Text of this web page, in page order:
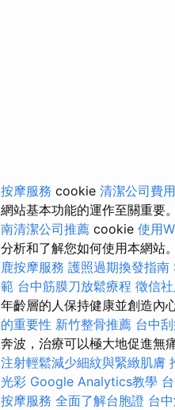
按摩服務 cookie 清潔公司費
網站基本功能的運作至關重要。
南清潔公司推薦 cookie 使用
分析和了解您如何使用本網站。
鹿按摩服務 護照過期換發指南
範 台中筋膜刀放鬆療程 徵信
年齡層的人保持健康並創造內
的重要性 新竹整骨推薦 台中
奔波，治療可以極大地促進無
注射輕鬆減少細紋與緊緻肌膚
光彩 Google Analytics教學
按摩服務 全面了解台胞證 台